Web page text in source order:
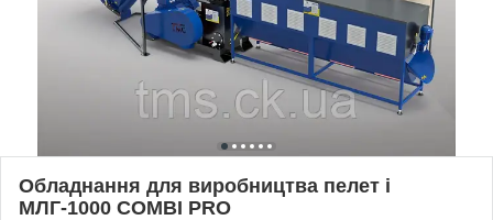
Обладнання для виробництва пелет і
МЛГ-1000 COMBI PRO